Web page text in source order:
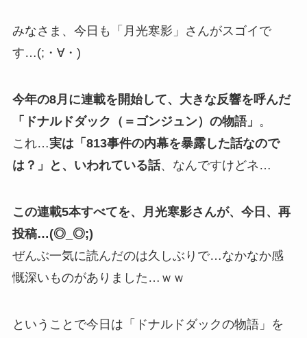
みなさま、今日も「月光寒影」さんがスゴイで
す…(;・∀・)
今年の8月に連載を開始して、大きな反響を呼んだ
「ドナルドダック（＝ゴンジュン）の物語」 。
これ…実は「813事件の内幕を暴露した話なので
は？」と、いわれている話、なんですけどネ…
この連載5本すべてを、月光寒影さんが、今日、再
投稿…(◎_◎;)
ぜんぶ一気に読んだのは久しぶりで…なかなか感
慨深いものがありました…ｗｗ
ということで今日は「ドナルドダックの物語」を